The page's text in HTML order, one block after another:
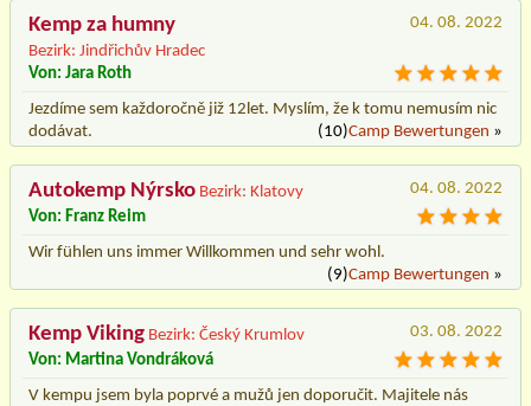
Kemp za humny
Bezirk: Jindřichův Hradec
04. 08. 2022
Von: Jara Roth
Jezdíme sem každoročně již 12let. Myslím, že k tomu nemusím nic
dodávat.
(10)Camp Bewertungen »
Autokemp Nýrsko Bezirk: Klatovy
04. 08. 2022
Von: Franz Reim
Wir fühlen uns immer Willkommen und sehr wohl.
(9)Camp Bewertungen »
Kemp Viking Bezirk: Český Krumlov
03. 08. 2022
Von: Martina Vondráková
V kempu jsem byla poprvé a mužů jen doporučit. Majitele nás